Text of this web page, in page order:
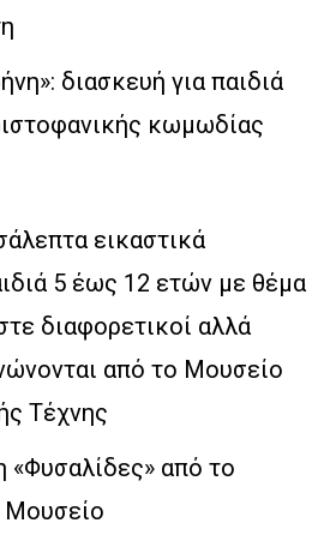
διασκευή για παιδιά
κωμωδίας
εικαστικά
5 έως 12 ετών με θέμα
διαφορετικοί αλλά
από το Μουσείο
Τέχνης
«Φυσαλίδες» από το
Μουσείο